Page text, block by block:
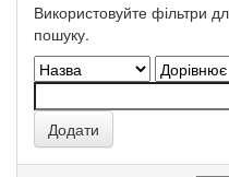
Використовуйте фільтри
пошуку.